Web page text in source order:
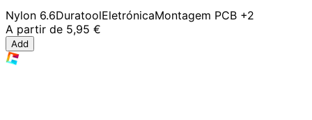
Nylon 6.6DuratoolEletrónicaMontagem PCB +2
A partir de 5,95 €
Add